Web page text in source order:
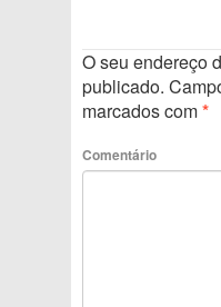
O seu endereço
publicado.
marcados com*
Comentário